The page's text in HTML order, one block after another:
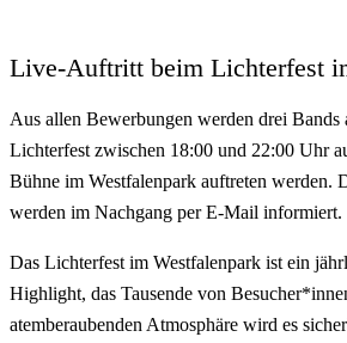
Live-Auftritt beim Lichterfest
Aus allen Bewerbungen werden drei Bands
Lichterfest zwischen 18:00 und 22:00 Uhr
Bühne im Westfalenpark auftreten werden.
werden im Nachgang per E-Mail informiert.
Das Lichterfest im Westfalenpark ist ein
Highlight, das Tausende von
atemberaubenden Atmosphäre wird es